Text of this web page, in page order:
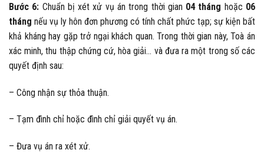
Bước 6: Chuẩn bị xét xử vụ án trong thời gian 04 tháng hoặc 06
tháng nếu vụ ly hôn đơn phương có tính chất phức tạp; sự kiện bất
khả kháng hay gặp trở ngại khách quan. Trong thời gian này, Toà án
xác minh, thu thập chứng cứ, hòa giải… và đưa ra một trong số các
quyết định sau:
– Công nhận sự thỏa thuận.
– Tạm đình chỉ hoặc đình chỉ giải quyết vụ án.
– Đưa vụ án ra xét xử.